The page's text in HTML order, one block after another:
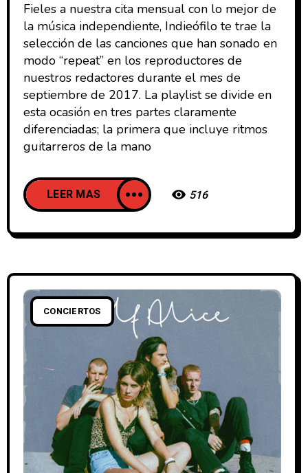
Fieles a nuestra cita mensual con lo mejor de
la música independiente, Indieófilo te trae la
selección de las canciones que han sonado en
modo “repeat” en los reproductores de
nuestros redactores durante el mes de
septiembre de 2017. La playlist se divide en
esta ocasión en tres partes claramente
diferenciadas; la primera que incluye ritmos
guitarreros de la mano
LEER MAS 516
CONCIERTOS